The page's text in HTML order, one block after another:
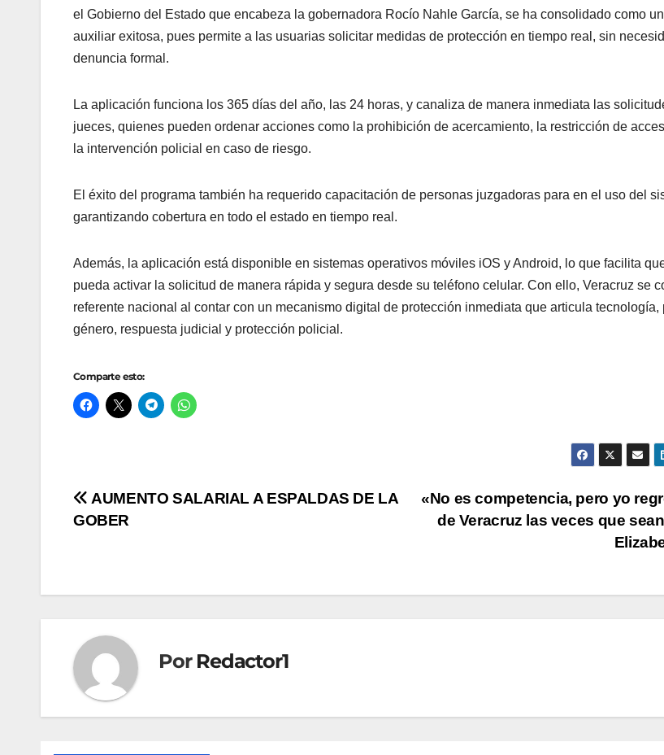
el Gobierno del Estado que encabeza la gobernadora Rocío Nahle García, se ha consolidado como
auxiliar exitosa, pues permite a las usuarias solicitar medidas de protección en tiempo real, sin
denuncia formal.
La aplicación funciona los 365 días del año, las 24 horas, y canaliza de manera inmediata las
jueces, quienes pueden ordenar acciones como la prohibición de acercamiento, la restricción de
la intervención policial en caso de riesgo.
El éxito del programa también ha requerido capacitación de personas juzgadoras para en el uso del
garantizando cobertura en todo el estado en tiempo real.
Además, la aplicación está disponible en sistemas operativos móviles iOS y Android, lo que facilita
pueda activar la solicitud de manera rápida y segura desde su teléfono celular. Con ello, Veracruz se
referente nacional al contar con un mecanismo digital de protección inmediata que articula tecnología,
género, respuesta judicial y protección policial.
Comparte esto:
Navegación
«No es competencia, pero yo
de Veracruz las veces que
AUMENTO SALARIAL A ESPALDAS DE LA
GOBER
Por Redactor1